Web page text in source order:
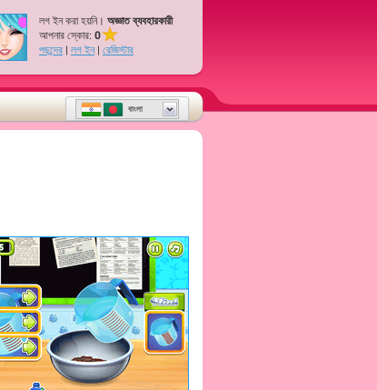
লগ ইন করা হয়নি। অজ্ঞাত ব্যবহারকারী
আপনার স্কোর: 0
পছন্দের | লগ ইন| রেজিস্টার
বাংলা